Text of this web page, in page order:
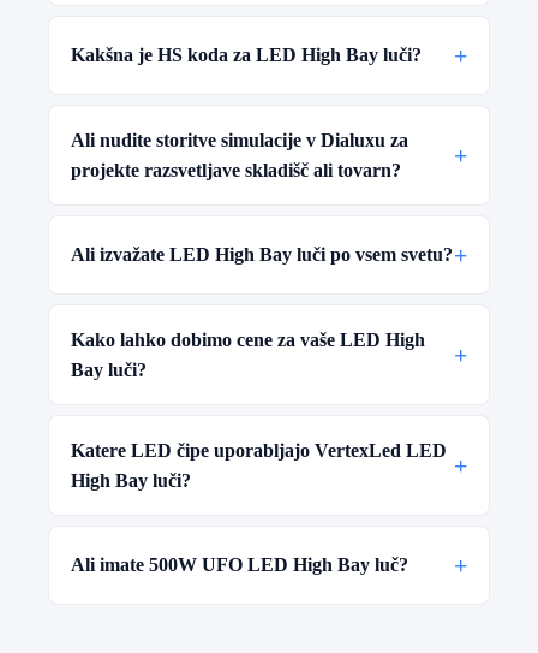
Kakšna je HS koda za LED High Bay luči? +
Ali nudite storitve simulacije v Dialuxu za
projekte razsvetljave skladišč ali tovarn?
+
Ali izvažate LED High Bay luči po vsem svetu?+
Kako lahko dobimo cene za vaše LED High
Bay luči?
+
Katere LED čipe uporabljajo VertexLed LED
High Bay luči?
+
Ali imate 500W UFO LED High Bay luč? +